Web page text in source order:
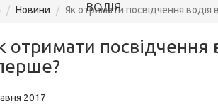
ВОДІЯ
Новини Як отримати посвідчення водія
отримати посвідчення
2017